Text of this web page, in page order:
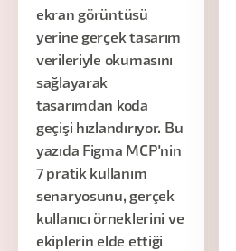
ekran görüntüsü
yerine gerçek tasarım
verileriyle okumasını
sağlayarak
tasarımdan koda
geçişi hızlandırıyor. Bu
yazıda Figma MCP'nin
7 pratik kullanım
senaryosunu, gerçek
kullanıcı örneklerini ve
ekiplerin elde ettiği